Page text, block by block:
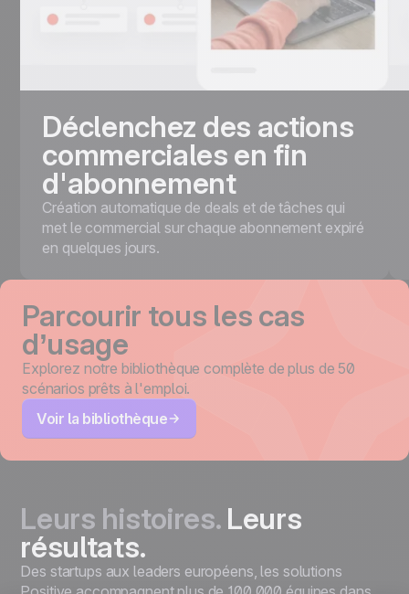
Déclenchez des actions
commerciales en fin
d'abonnement
Création automatique de deals et de tâches qui
met le commercial sur chaque abonnement expiré
en quelques jours.
Parcourir tous les cas
d’usage
Explorez notre bibliothèque complète de plus de 50
scénarios prêts à l'emploi.
Voir la bibliothèque
Leurs histoires.Leurs
résultats.
Des startups aux leaders européens, les solutions